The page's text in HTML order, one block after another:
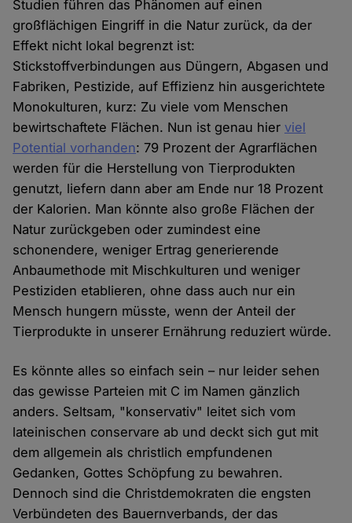
Studien führen das Phänomen auf einen
großflächigen Eingriff in die Natur zurück, da der
Effekt nicht lokal begrenzt ist:
Stickstoffverbindungen aus Düngern, Abgasen und
Fabriken, Pestizide, auf Effizienz hin ausgerichtete
Monokulturen, kurz: Zu viele vom Menschen
bewirtschaftete Flächen. Nun ist genau hierviel
Potential vorhanden: 79 Prozent der Agrarflächen
werden für die Herstellung von Tierprodukten
genutzt, liefern dann aber am Ende nur 18 Prozent
der Kalorien. Man könnte also große Flächen der
Natur zurückgeben oder zumindest eine
schonendere, weniger Ertrag generierende
Anbaumethode mit Mischkulturen und weniger
Pestiziden etablieren, ohne dass auch nur ein
Mensch hungern müsste, wenn der Anteil der
Tierprodukte in unserer Ernährung reduziert würde.
Es könnte alles so einfach sein – nur leider sehen
das gewisse Parteien mit C im Namen gänzlich
anders. Seltsam, "konservativ" leitet sich vom
lateinischen conservare ab und deckt sich gut mit
dem allgemein als christlich empfundenen
Gedanken, Gottes Schöpfung zu bewahren.
Dennoch sind die Christdemokraten die engsten
Verbündeten des Bauernverbands, der das